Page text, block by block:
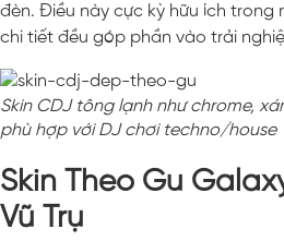
đèn. Điều này cực kỳ hữu ích trong
chi tiết đều góp phần vào trải
Skin CDJ tông lạnh như chrome,
phù hợp với DJ chơi techno/house
Skin Theo Gu
Vũ Trụ